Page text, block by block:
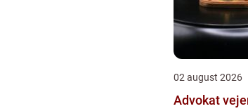
02 august 2026
Advokat vejen